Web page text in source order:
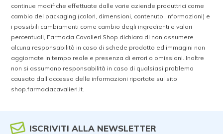
continue modifiche effettuate dalle varie aziende produttrici come
cambio del packaging (colori, dimensioni, contenuto, informazioni) e
i possibili cambiamenti come cambio degli ingredienti e valori
percentuali, Farmacia Cavalieri Shop dichiara di non assumere
alcuna responsabilità in caso di schede prodotto ed immagini non
aggiornate in tempo reale e presenza di errori o omissioni. Inoltre
non si assumono responsabilità in caso di qualsiasi problema
causato dall’accesso delle informazioni riportate sul sito
shop.farmaciacavalieri.it.
ISCRIVITI ALLA NEWSLETTER